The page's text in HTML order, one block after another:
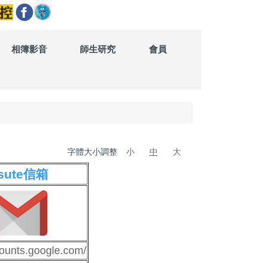
相簿影音 師生研究 會員
字體大小調整 小 中 大
信箱